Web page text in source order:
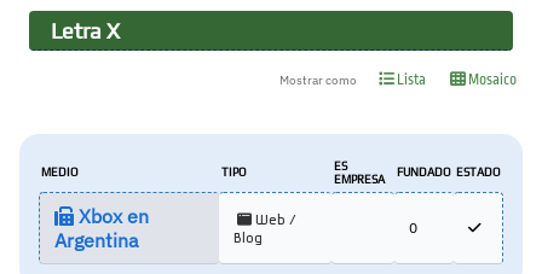
Letra X
Mostrar como Lista Mosaico
MEDIO TIPO
ES
EMPRESA
FUNDADO ESTADO
Xbox en
Argentina
Web /
Blog
0